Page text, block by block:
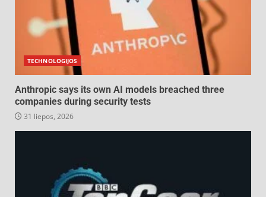
TECHNOLOGIJOS
Anthropic says its own AI models breached three
companies during security tests
31 liepos, 2026